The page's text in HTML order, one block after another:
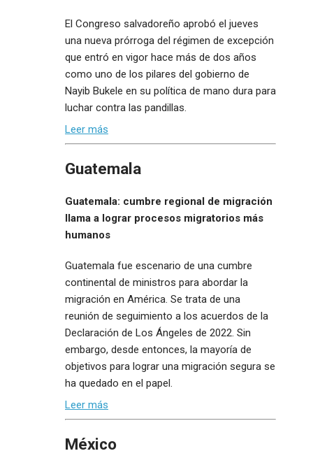
El Congreso salvadoreño aprobó el jueves
una nueva prórroga del régimen de excepción
que entró en vigor hace más de dos años
como uno de los pilares del gobierno de
Nayib Bukele en su política de mano dura para
luchar contra las pandillas.
Leer más
Guatemala
Guatemala: cumbre regional de migración
llama a lograr procesos migratorios más
humanos
Guatemala fue escenario de una cumbre
continental de ministros para abordar la
migración en América. Se trata de una
reunión de seguimiento a los acuerdos de la
Declaración de Los Ángeles de 2022. Sin
embargo, desde entonces, la mayoría de
objetivos para lograr una migración segura se
ha quedado en el papel.
Leer más
México